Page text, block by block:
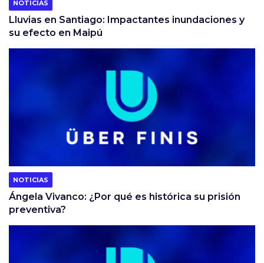
NOTICIAS
Lluvias en Santiago: Impactantes inundaciones y
su efecto en Maipú
NOTICIAS
Ángela Vivanco: ¿Por qué es histórica su prisión
preventiva?